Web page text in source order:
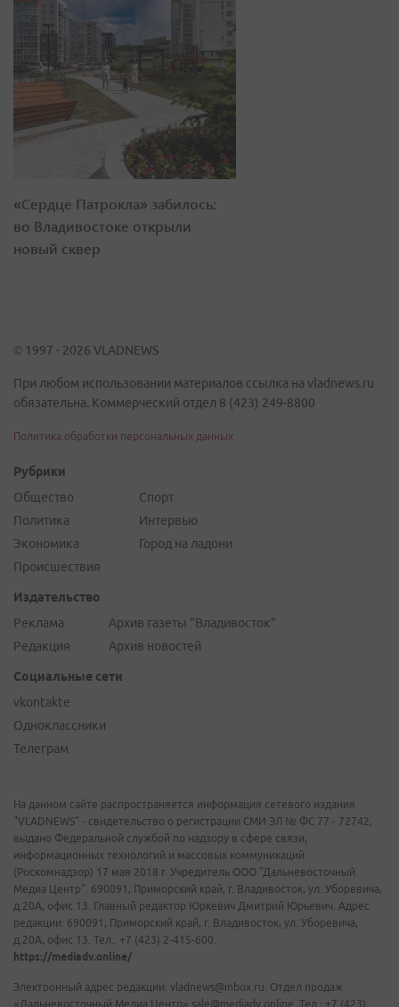
«Сердце Патрокла» забилось:
во Владивостоке открыли
новый сквер
© 1997 - 2026 VLADNEWS
При любом использовании материалов ссылка на vladnews.ru
обязательна. Коммерческий отдел 8 (423) 249-8800
Политика обработки персональных данных
Рубрики
Общество
Политика
Экономика
Происшествия
Спорт
Интервью
Город на ладони
Издательство
Реклама
Редакция
Архив газеты "Владивосток"
Архив новостей
Социальные сети
vkontakte
Одноклассники
Телеграм
На данном сайте распространяется информация сетевого издания
"VLADNEWS" - свидетельство о регистрации СМИ ЭЛ № ФС 77 - 72742,
выдано Федеральной службой по надзору в сфере связи,
информационных технологий и массовых коммуникаций
(Роскомнадзор) 17 мая 2018 г. Учредитель ООО "Дальневосточный
Медиа Центр". 690091, Приморский край, г. Владивосток, ул. Уборевича,
д.20А, офис 13. Главный редактор Юркевич Дмитрий Юрьевич. Адрес
редакции: 690091, Приморский край, г. Владивосток, ул. Уборевича,
д.20А, офис 13. Тел.: +7 (423) 2-415-600.
https://mediadv.online/
Электронный адрес редакции: vladnews@inbox.ru. Отдел продаж
«Дальневосточный Медиа Центр» sale@mediadv.online. Тел.: +7 (423)